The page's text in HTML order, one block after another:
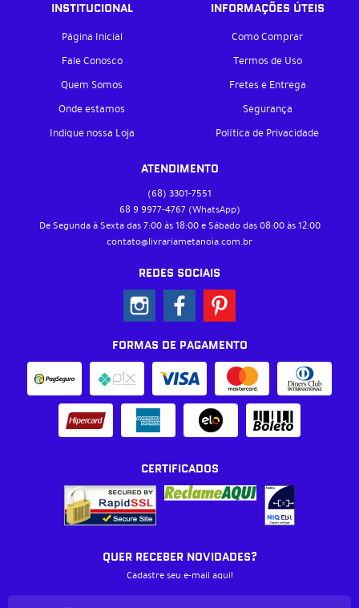
INSTITUCIONAL
Página Inicial
Fale Conosco
Quem Somos
Onde estamos
Indique nossa Loja
INFORMAÇÕES ÚTEIS
Como Comprar
Termos de Uso
Fretes e Entrega
Segurança
Política de Privacidade
ATENDIMENTO
(68) 3301-7551
68 9 9977-4767 (WhatsApp)
De Segunda à Sexta das 7:00 às 18:00 e Sábado das 08:00 às 12:00
contato@livrariametanoia.com.br
REDES SOCIAIS
FORMAS DE PAGAMENTO
CERTIFICADOS
QUER RECEBER NOVIDADES?
Cadastre seu e-mail aqui!